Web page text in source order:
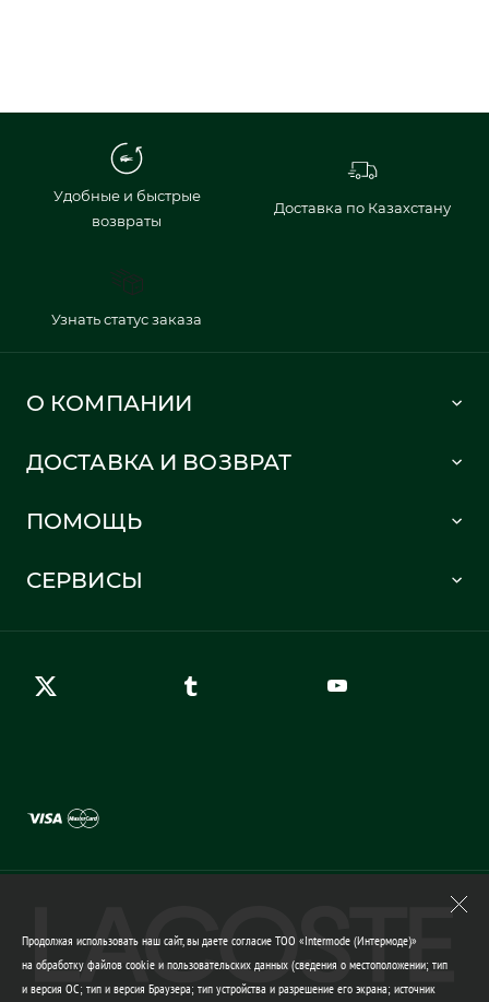
Удобные и быстрые
возвраты
Доставка по Казахстану
Узнать статус заказа
О КОМПАНИИ
Политика в отношении обработки персональных данных
ДОСТАВКА И ВОЗВРАТ
Информация о доставке
Правила возврата
ПОМОЩЬ
Карта сайта
СЕРВИСЫ
Продолжая использовать наш сайт, вы даете согласие ТОО «Intermode (Интермоде)»
на обработку файлов cookie и пользовательских данных (сведения о местоположении; тип
и версия ОС; тип и версия Браузера; тип устройства и разрешение его экрана; источник